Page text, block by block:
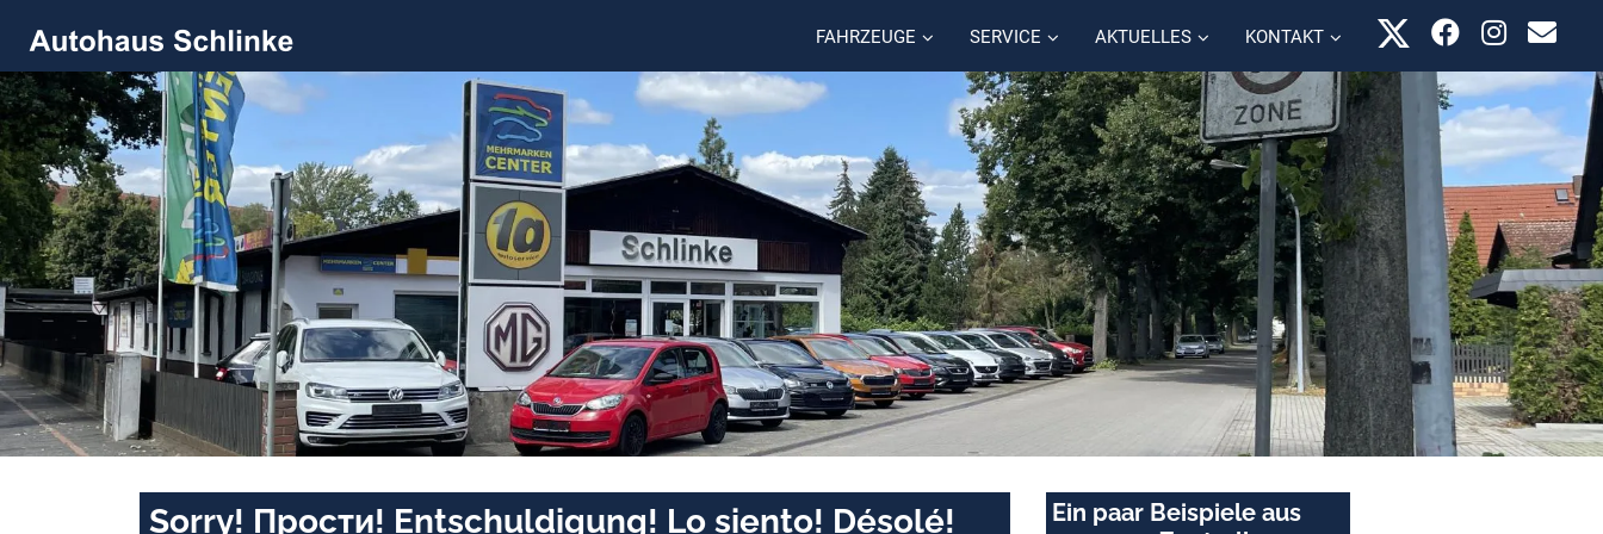
FAHRZEUGE SERVICE AKTUELLES KONTAKT
Sorry! Прости! Entschuldigung! Lo siento! Désolé!
Ein paar Beispiele aus